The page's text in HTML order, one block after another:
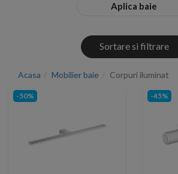
Aplica baie
Sortare si filtrare
Acasa Mobilier baie Corpuri iluminat
-50% -45%